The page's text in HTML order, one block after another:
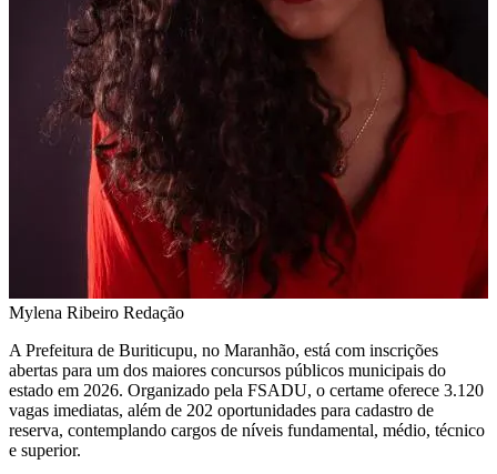
Mylena Ribeiro Redação
A Prefeitura de Buriticupu, no Maranhão, está com inscrições
abertas para um dos maiores concursos públicos municipais do
estado em 2026. Organizado pela FSADU, o certame oferece 3.120
vagas imediatas, além de 202 oportunidades para cadastro de
reserva, contemplando cargos de níveis fundamental, médio, técnico
e superior.